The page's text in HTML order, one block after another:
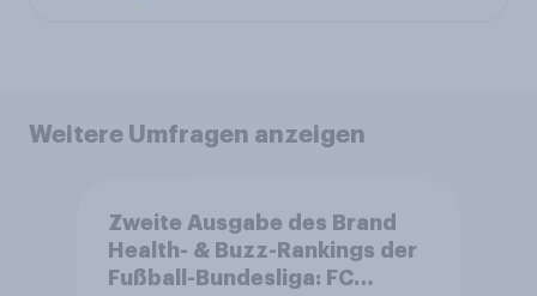
Weitere Umfragen anzeigen
Zweite Ausgabe des Brand
Health- & Buzz-Rankings der
Fußball-Bundesliga: FC